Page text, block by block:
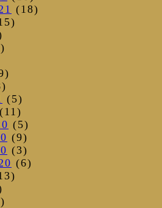
(18)
(5)
(11)
(5)
(9)
(3)
(6)